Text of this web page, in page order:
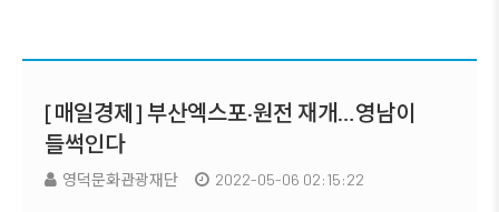
[매일경제] 부산엑스포·원전 재개…영남이
들썩인다
영덕문화관광재단 2022-05-06 02:15:22